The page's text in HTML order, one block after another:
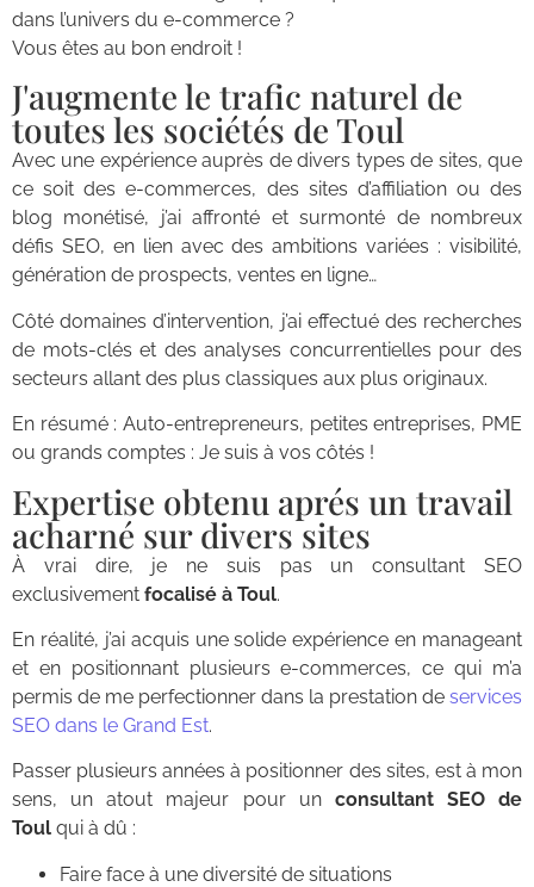
dans l’univers du e-commerce ?
Vous êtes au bon endroit !
J'augmente le trafic naturel de
toutes les sociétés de Toul
Avec une expérience auprès de divers types de sites, que
ce soit des e-commerces, des sites d’affiliation ou des
blog monétisé, j’ai affronté et surmonté de nombreux
défis SEO, en lien avec des ambitions variées : visibilité,
génération de prospects, ventes en ligne…
Côté domaines d’intervention, j’ai effectué des recherches
de mots-clés et des analyses concurrentielles pour des
secteurs allant des plus classiques aux plus originaux.
En résumé : Auto-entrepreneurs, petites entreprises, PME
ou grands comptes : Je suis à vos côtés !
Expertise obtenu aprés un travail
acharné sur divers sites
À vrai dire, je ne suis pas un consultant SEO
exclusivement focalisé à Toul.
En réalité, j’ai acquis une solide expérience en manageant
et en positionnant plusieurs e-commerces, ce qui m’a
permis de me perfectionner dans la prestation de services
SEO dans le Grand Est.
Passer plusieurs années à positionner des sites, est à mon
sens, un atout majeur pour un consultant SEO de
Toul qui à dû :
Faire face à une diversité de situations